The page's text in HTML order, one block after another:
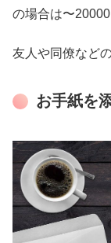
の場合は〜20000
友人や同僚など
お手紙を